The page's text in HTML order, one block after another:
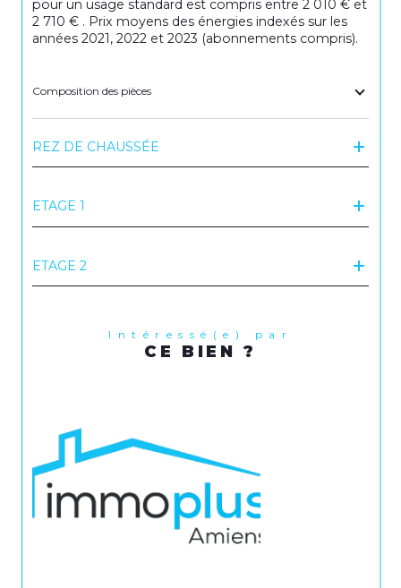
pour un usage standard est compris entre 2 010 € et
2 710 € . Prix moyens des énergies indexés sur les
années 2021, 2022 et 2023 (abonnements compris).
Composition des pièces
REZ DE CHAUSSÉE
ETAGE 1
ETAGE 2
Intéressé(e) par
CE BIEN ?